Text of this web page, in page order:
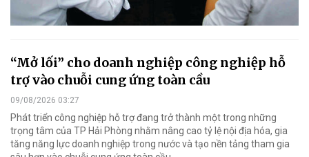
“Mở lối” cho doanh nghiệp công nghiệp hỗ
trợ vào chuỗi cung ứng toàn cầu
09/08/2026 03:27
Phát triển công nghiệp hỗ trợ đang trở thành một trong những
trọng tâm của TP Hải Phòng nhằm nâng cao tỷ lệ nội địa hóa, gia
tăng năng lực doanh nghiệp trong nước và tạo nền tảng tham gia